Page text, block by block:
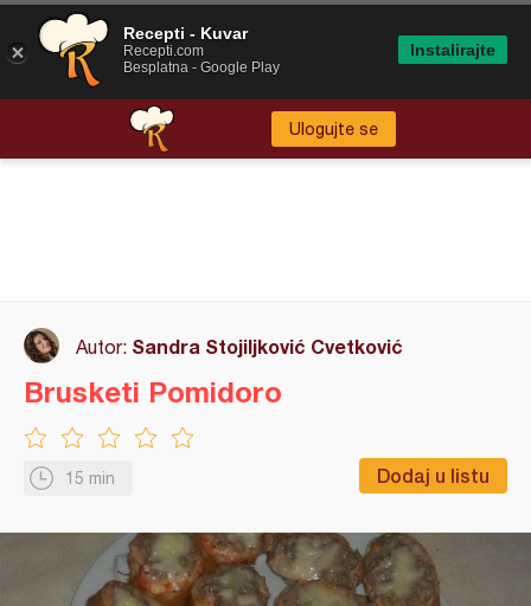
Ulogujte se
Autor: Sandra Stojiljković Cvetković
15 min Dodaj u listu
Brusketi Pomidoro
Recepti - Kuvar
Recepti.com
Besplatna - Google Play
Instalirajte